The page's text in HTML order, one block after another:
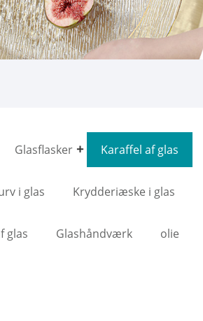
Glasflasker Karaffel af glas
i glas Krydderiæske i glas
glas Glashåndværk olie